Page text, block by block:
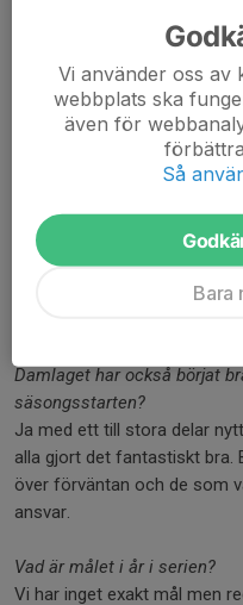
Efter att slitit av korsbandet
visat prov på stor karaktär
möjligt tack vare en 14
driv säger Marcus.
Vi frågade damlagets
Jag har bara gott att säga
supertalang som har alla
Desto hårdare motståndet
också en vinnarskalle som
Damlaget har också börjat
säsongsstarten?
Ja med ett till stora delar
alla gjort det fantastiskt bra.
över förväntan och de som
ansvar.
Vad är målet i år i serien?
Vi har inget exakt mål men
Vi använder oss
webbplats ska
även för
Så
Bara